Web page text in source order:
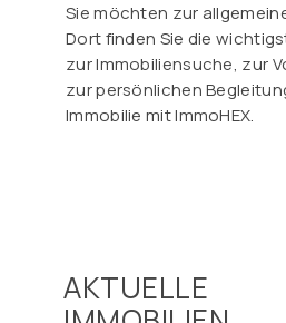
Sie möchten zur
Dort finden Sie die
zur Immobiliensuche, zur
zur persönlichen
Immobilie mit ImmoHEX.
AKTUELLE